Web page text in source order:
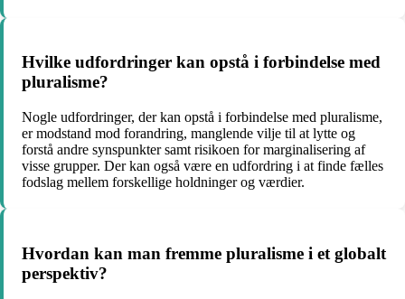
Hvilke udfordringer kan opstå i forbindelse med
pluralisme?
Nogle udfordringer, der kan opstå i forbindelse med pluralisme,
er modstand mod forandring, manglende vilje til at lytte og
forstå andre synspunkter samt risikoen for marginalisering af
visse grupper. Der kan også være en udfordring i at finde fælles
fodslag mellem forskellige holdninger og værdier.
Hvordan kan man fremme pluralisme i et globalt
perspektiv?